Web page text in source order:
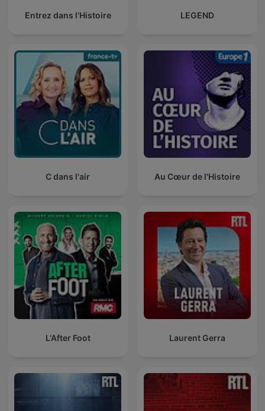
Entrez dans l'Histoire LEGEND
C dans l'air Au Cœur de l'Histoire
L'After Foot Laurent Gerra